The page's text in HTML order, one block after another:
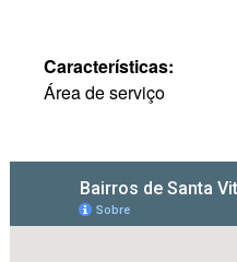
Características:
Área de serviço